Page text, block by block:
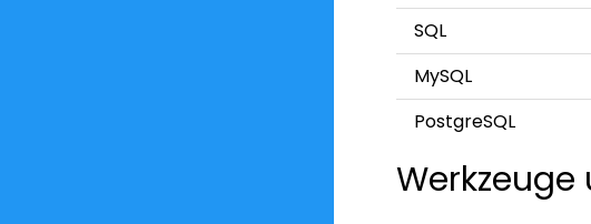
SQL
MySQL
PostgreSQL